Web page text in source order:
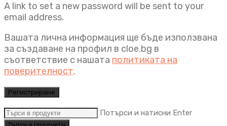
A link to set a new password will be sent to your
email address.
Вашата лична информация ще бъде използвана
за създаване на профил в cloe.bg в
съответствие с нашата политиката на
поверителност.
Регистриране
Потърси и натисни Enter